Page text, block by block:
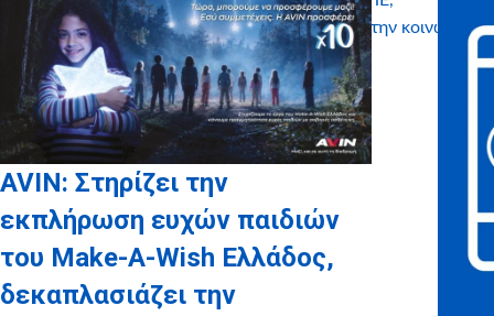
επιβεβαιώνοντας τη δέσμευσή της να στηρίζει την κοινωνία
με ουσιαστικό τρόπο.
AVIN: Στηρίζει την
εκπλήρωση ευχών παιδιών
του Make-A-Wish Ελλάδος,
δεκαπλασιάζει την